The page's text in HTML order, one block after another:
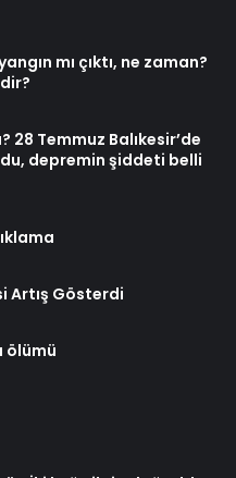
mı çıktı, ne zaman?
28 Temmuz Balıkesir’de
depremin şiddeti belli
Artış Gösterdi
ölümü